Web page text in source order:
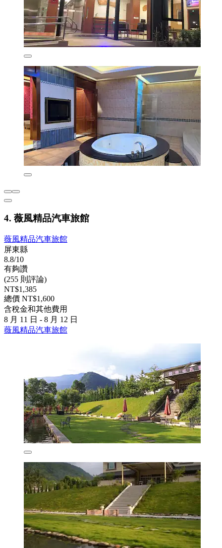
4. 薇風精品汽車旅館
薇風精品汽車旅館
屏東縣
8.8/10
有夠讚
(255 則評論)
NT$1,385
總價 NT$1,600
含稅金和其他費用
8 月 11 日 - 8 月 12 日
薇風精品汽車旅館